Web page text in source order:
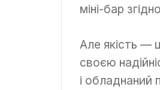
міні-бар
Але якість —
своєю
і обладнаний